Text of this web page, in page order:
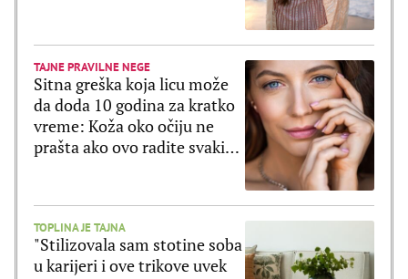
TAJNE PRAVILNE NEGE
Sitna greška koja licu može
da doda 10 godina za kratko
vreme: Koža oko očiju ne
prašta ako ovo radite svaki
TOPLINA JE TAJNA
"Stilizovala sam stotine soba
u karijeri i ove trikove uvek